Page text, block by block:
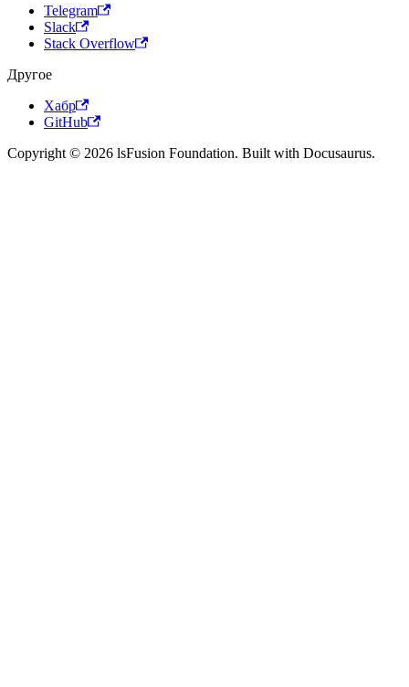
Telegram
Slack
Stack Overflow
Другое
Хабр
GitHub
Copyright © 2026 lsFusion Foundation. Built with Docusaurus.